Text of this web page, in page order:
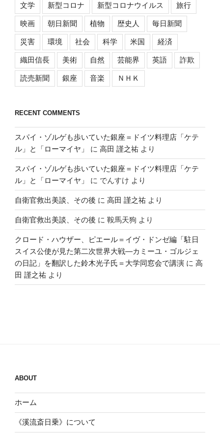
文学 新型コロナ 新型コロナウイルス 旅行
映画 朝日新聞 植物 歴史人 毎日新聞
災害 環境 社会 科学 米国 経済
織田信長 美術 自然 芸能界 英語 詐欺
読売新聞 銀座 音楽 ＮＨＫ
RECENT COMMENTS
スパイ・ゾルゲも歩いていた銀座＝ドイツ料理店「ケテ
ル」と「ローマイヤ」
に 高田 謹之祐 より
スパイ・ゾルゲも歩いていた銀座＝ドイツ料理店「ケテ
ル」と「ローマイヤ」
に でんすけ より
自衛官救出美談、その後 に 高田 謹之祐 より
自衛官救出美談、その後 に 鞍馬天狗 より
クロード・ハウザー、ピエール＝イヴ・ドンゼ編「駐日
スイス公使が見た第二次世界大戦―カミーユ・ゴルジェ
の日記」を翻訳した鈴木光子氏＝大学同窓会で講演 に 高
田 謹之祐 より
ABOUT
ホーム
《溪流斎日乗》について